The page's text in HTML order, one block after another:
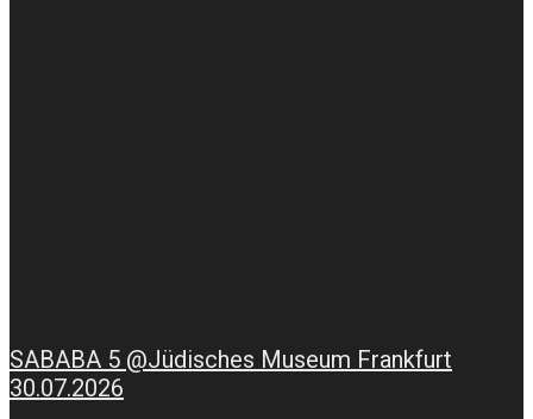
SABABA 5 @Jüdisches Museum Frankfurt
30.07.2026